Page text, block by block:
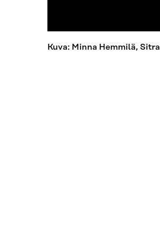
Kuva: Minna Hemmilä, Sitra